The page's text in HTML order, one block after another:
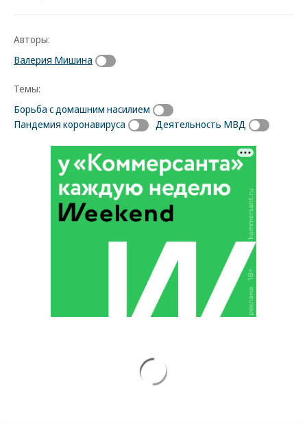
Авторы:
Валерия Мишина
Темы:
Борьба с домашним насилием
Пандемия коронавируса
Деятельность МВД